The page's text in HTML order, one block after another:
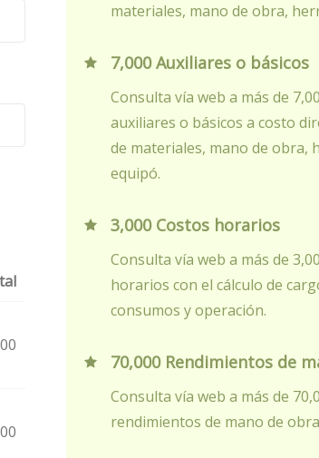
materiales, mano de obra,
7,000 Auxiliares o básicos
Consulta vía web a más de
auxiliares o básicos a costo
de materiales, mano de obra,
equipó.
3,000 Costos horarios
Consulta vía web a más de
horarios con el cálculo de
consumos y operación.
70,000 Rendimientos de
Consulta vía web a más de
rendimientos de mano de